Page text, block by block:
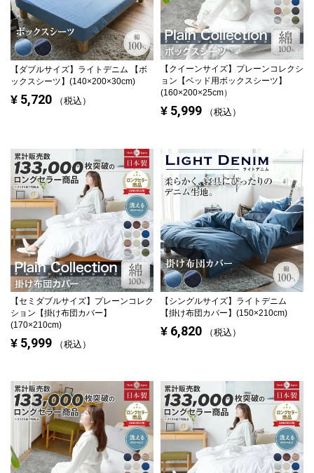
【ダブルサイズ】 ライトデニム 【ボ
ックスシーツ】(140×200×30cm)
¥ 5,720 税込
【クイーンサイズ】 プレーンコレクシ
ョン【ベッド用ボックスシーツ】
(160×200×25cm）
¥ 5,999 税込
【セミダブルサイズ】 プレーンコレク
ション【掛け布団カバー】
(170×210cm)
¥ 5,999 税込
【シングルサイズ】 ライトデニム
【掛け布団カバー】(150×210cm)
¥ 6,820 税込